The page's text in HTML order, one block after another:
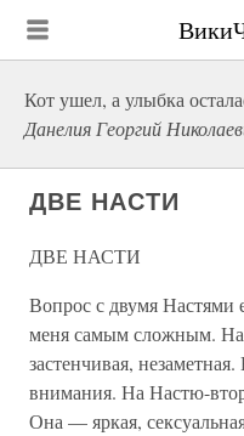
Кот ушел, а улыбка
Данелия Георгий
ДВЕ НАСТИ
ДВЕ НАСТИ
Вопрос с двумя Настями
меня самым сложным.
застенчивая,
внимания. На Настю-
Она — яркая,